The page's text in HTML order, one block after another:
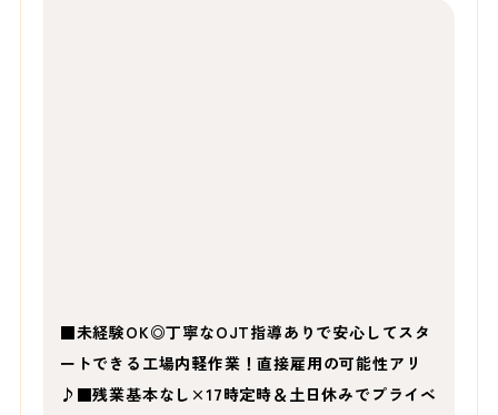
■未経験OK◎丁寧なOJT指導ありで安心してスタ
ートできる工場内軽作業！直接雇用の可能性アリ
♪■残業基本なし×17時定時＆土日休みでプライベ